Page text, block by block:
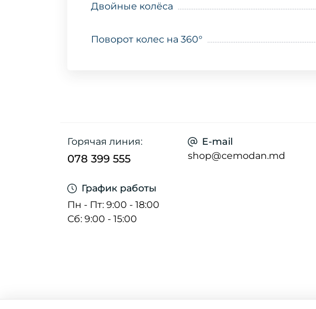
Двойные колёса
Поворот колес на 360°
Горячая линия:
078 399 555
График работы
Пн - Пт: 9:00 - 18:00
Сб: 9:00 - 15:00
E-mail
shop@cemodan.md